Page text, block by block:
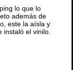
lo que lo
además de
este la aísla y
el vinilo.